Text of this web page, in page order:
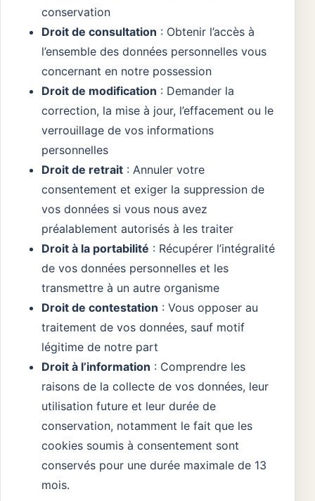
conservation
Droit de consultation : Obtenir l’accès à
l’ensemble des données personnelles vous
concernant en notre possession
Droit de modification : Demander la
correction, la mise à jour, l’effacement ou le
verrouillage de vos informations
personnelles
Droit de retrait : Annuler votre
consentement et exiger la suppression de
vos données si vous nous avez
préalablement autorisés à les traiter
Droit à la portabilité : Récupérer l’intégralité
de vos données personnelles et les
transmettre à un autre organisme
Droit de contestation : Vous opposer au
traitement de vos données, sauf motif
légitime de notre part
Droit à l’information : Comprendre les
raisons de la collecte de vos données, leur
utilisation future et leur durée de
conservation, notamment le fait que les
cookies soumis à consentement sont
conservés pour une durée maximale de 13
mois.